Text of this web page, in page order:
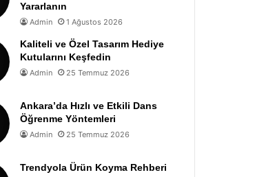
Yararlanın
Admin 1 Ağustos 2026
Kaliteli ve Özel Tasarım Hediye
Kutularını Keşfedin
Admin 25 Temmuz 2026
Ankara’da Hızlı ve Etkili Dans
Öğrenme Yöntemleri
Admin 25 Temmuz 2026
Trendyola Ürün Koyma Rehberi